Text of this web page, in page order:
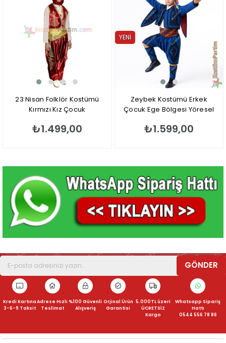
23 Nisan Folklör Kostümü
Kırmızı Kız Çocuk
₺1.499,00
Zeybek Kostümü Erkek
Çocuk Ege Bölgesi Yöresel
₺1.599,00
YENI
GÖNDER
Kredi Kartına
3-6-9 Taksit
Adrese Hızlı
Teslimat
%100 Güvenli
Alışveriş
Orjinal Ürün
Garantisi
5.000TL üzeri
ÜCRETSİZ
Kargo
Whatsapp Sipariş
Hattı
0544 556 78 86